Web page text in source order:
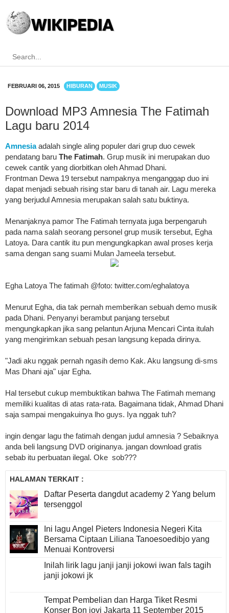
FEBRUARI 06, 2015 HIBURAN MUSIK
Download MP3 Amnesia The Fatimah
Lagu baru 2014
Amnesiaadalah single aling populer dari grup duo cewek
pendatang baru The Fatimah. Grup musik ini merupakan duo
cewek cantik yang diorbitkan oleh Ahmad Dhani.
Frontman Dewa 19 tersebut nampaknya menganggap duo ini
dapat menjadi sebuah rising star baru di tanah air. Lagu mereka
yang berjudul Amnesia merupakan salah satu buktinya.
Menanjaknya pamor The Fatimah ternyata juga berpengaruh
pada nama salah seorang personel grup musik tersebut, Egha
Latoya. Dara cantik itu pun mengungkapkan awal proses kerja
sama dengan sang suami Mulan Jameela tersebut.
Egha Latoya The fatimah @foto: twitter.com/eghalatoya
Menurut Egha, dia tak pernah memberikan sebuah demo musik
pada Dhani. Penyanyi berambut panjang tersebut
mengungkapkan jika sang pelantun Arjuna Mencari Cinta itulah
yang mengirimkan sebuah pesan langsung kepada dirinya.
"Jadi aku nggak pernah ngasih demo Kak. Aku langsung di-sms
Mas Dhani aja" ujar Egha.
Hal tersebut cukup membuktikan bahwa The Fatimah memang
memiliki kualitas di atas rata-rata. Bagaimana tidak, Ahmad Dhani
saja sampai mengakuinya lho guys. Iya nggak tuh?
ingin dengar lagu the fatimah dengan judul amnesia ? Sebaiknya
anda beli langsung DVD originanya. jangan download gratis
sebab itu perbuatan ilegal. Oke sob???
HALAMAN TERKAIT :
Daftar Peserta dangdut academy 2 Yang belum
tersenggol
Ini lagu Angel Pieters Indonesia Negeri Kita
Bersama Ciptaan Liliana Tanoesoedibjo yang
Menuai Kontroversi
Inilah lirik lagu janji janji jokowi iwan fals tagih
janji jokowi jk
Tempat Pembelian dan Harga Tiket Resmi
Konser Bon jovi Jakarta 11 September 2015